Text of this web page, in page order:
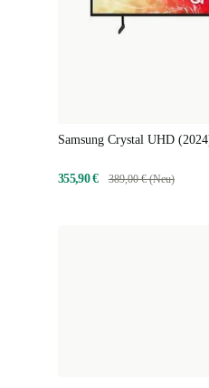
Samsung Crystal UHD
355,90 € 389,00 € (Neu)